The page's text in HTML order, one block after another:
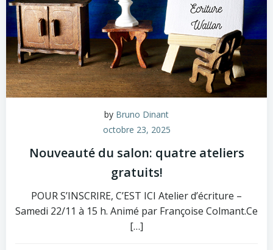
by Bruno Dinant
octobre 23, 2025
Nouveauté du salon: quatre ateliers
gratuits!
POUR S’INSCRIRE, C’EST ICI Atelier d’écriture –
Samedi 22/11 à 15 h. Animé par Françoise Colmant.Ce
[…]